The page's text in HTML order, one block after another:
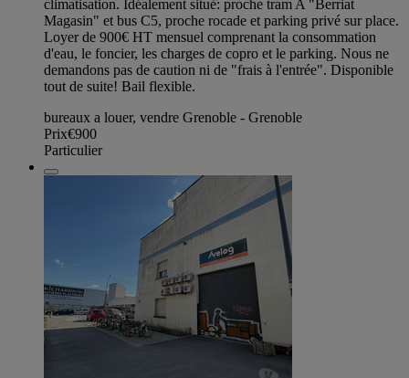
climatisation. Idéalement situé: proche tram A "Berriat
Magasin" et bus C5, proche rocade et parking privé sur place.
Loyer de 900€ HT mensuel comprenant la consommation
d'eau, le foncier, les charges de copro et le parking. Nous ne
demandons pas de caution ni de "frais à l'entrée". Disponible
tout de suite! Bail flexible.
bureaux a louer, vendre Grenoble - Grenoble
Prix€900
Particulier